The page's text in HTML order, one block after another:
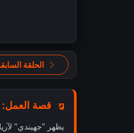
الحلقة السابقة
قصة العمل:
يظهر "جهيندي"